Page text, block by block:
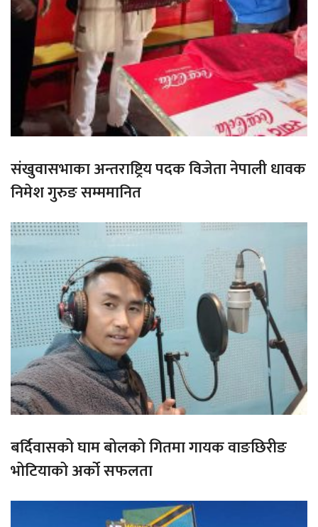
संखुवासभाका अन्तराष्ट्रिय पदक विजेता नेपाली धावक
निमेश गुरुङ सम्ममानित
बर्दिवासको घाम बोलको गितमा गायक वाङछिरीङ
भोटियाको अर्को सफलता